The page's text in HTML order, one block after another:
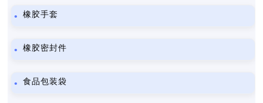
橡胶手套
橡胶密封件
食品包装袋